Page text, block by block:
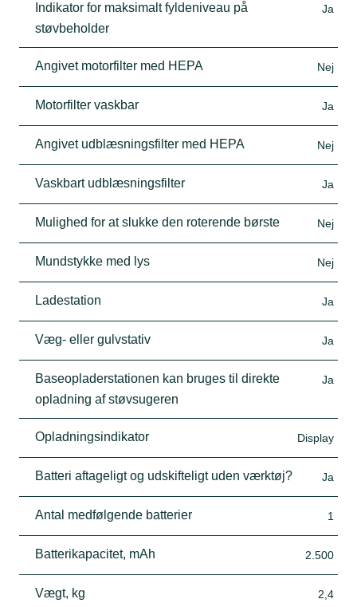
Indikator for maksimalt fyldeniveau på
støvbeholder
Ja
Angivet motorfilter med HEPA Nej
Motorfilter vaskbar Ja
Angivet udblæsningsfilter med HEPA Nej
Vaskbart udblæsningsfilter Ja
Mulighed for at slukke den roterende børste Nej
Mundstykke med lys Nej
Ladestation Ja
Væg- eller gulvstativ Ja
Baseopladerstationen kan bruges til direkte
opladning af støvsugeren
Ja
Opladningsindikator Display
Batteri aftageligt og udskifteligt uden værktøj? Ja
Antal medfølgende batterier 1
Batterikapacitet, mAh 2.500
Vægt, kg 2,4